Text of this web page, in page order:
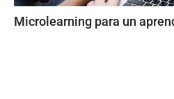
Microlearning para un